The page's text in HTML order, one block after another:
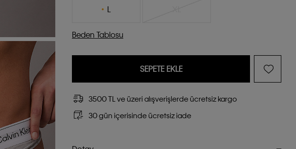
L
Beden Tablosu
SEPETE EKLE
3500 TL ve üzeri alışverişlerde ücretsiz kargo
30 gün içerisinde ücretsiz iade